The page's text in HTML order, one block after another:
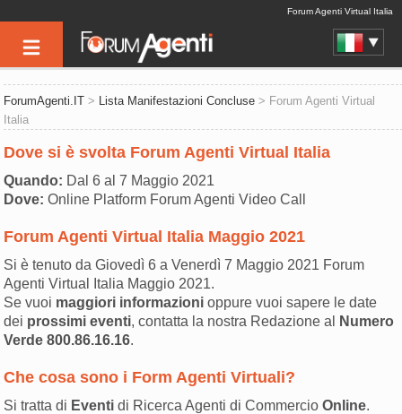
Forum Agenti Virtual Italia
ForumAgenti.IT > Lista Manifestazioni Concluse > Forum Agenti Virtual
Italia
Dove si è svolta Forum Agenti Virtual Italia
Quando: Dal 6 al 7 Maggio 2021
Dove: Online Platform Forum Agenti Video Call
Forum Agenti Virtual Italia Maggio 2021
Si è tenuto da Giovedì 6 a Venerdì 7 Maggio 2021 Forum
Agenti Virtual Italia Maggio 2021.
Se vuoi maggiori informazioni oppure vuoi sapere le date
dei prossimi eventi, contatta la nostra Redazione al
Numero
Verde 800.86.16.16.
Che cosa sono i Form Agenti Virtuali?
Si tratta di Eventidi Ricerca Agenti di CommercioOnline.